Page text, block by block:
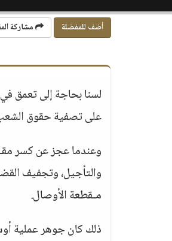
أضف للمفضلة مشاركة
لسنا بحاجة إلى تعمق
على تصفية حقوق
وعندما عجز عن كسر
والتأجيل، وتجفيف
مـقطعة الأوصال.